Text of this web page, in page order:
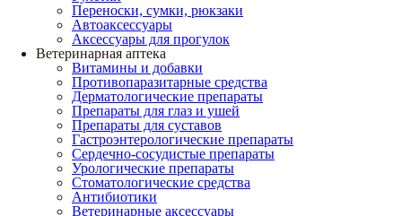
Переноски, сумки, рюкзаки
Автоаксессуары
Аксессуары для прогулок
Ветеринарная аптека
Витамины и добавки
Противопаразитарные средства
Дерматологические препараты
Препараты для глаз и ушей
Препараты для суставов
Гастроэнтерологические препараты
Сердечно-сосудистые препараты
Урологические препараты
Стоматологические средства
Антибиотики
Ветеринарные аксессуары